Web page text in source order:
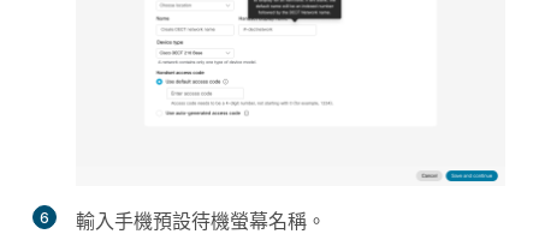
6 輸入手機預設待機螢幕名稱。